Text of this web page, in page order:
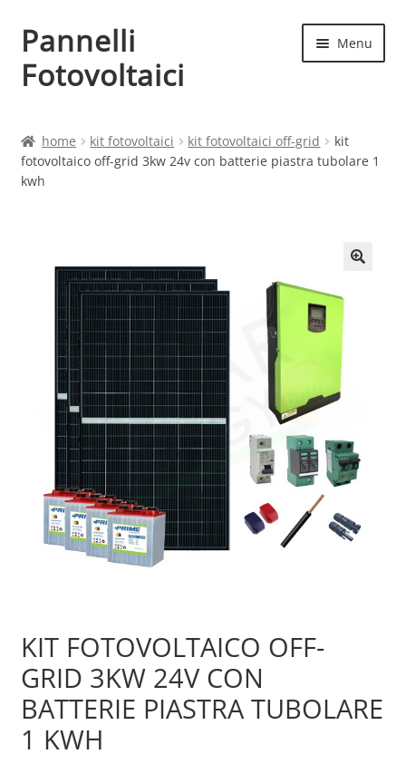
Vai
alla
navigazione
Vai
al
contenuto
Pannelli
Fotovoltaici
Menu
Cart
Contatti
My account
Produttori
Sample Page
Shop
home kit fotovoltaici kit fotovoltaici off-grid
kit
fotovoltaico off-grid 3kw 24v con batterie piastra tubolare 1
kwh
KIT FOTOVOLTAICO OFF-
GRID 3KW 24V CON
BATTERIE PIASTRA TUBOLARE
1 KWH